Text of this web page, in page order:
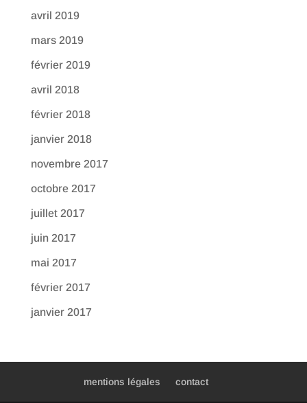
avril 2019
mars 2019
février 2019
avril 2018
février 2018
janvier 2018
novembre 2017
octobre 2017
juillet 2017
juin 2017
mai 2017
février 2017
janvier 2017
mentions légales contact